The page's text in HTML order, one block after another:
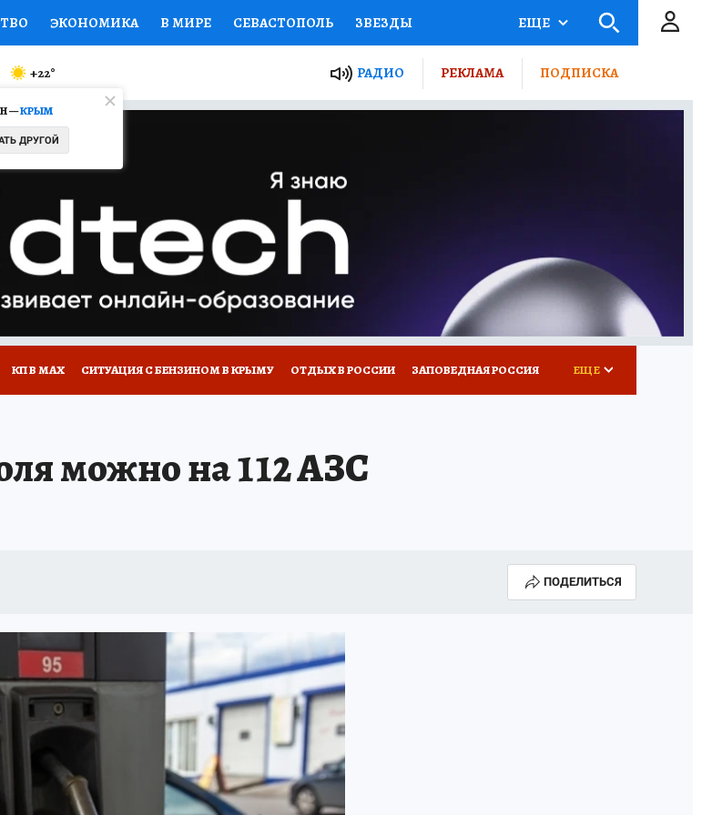
ЭКОНОМИКА В МИРЕ СЕВАСТОПОЛЬ ЗВЕЗДЫ
НАЦИОНАЛЬНЫЕ ПРОЕКТЫ РОССИИ
МИР СЕМЬЯ ЖЕНСКИЕ СЕКРЕТЫ ПУТЕВОДИТЕЛЬ
СЕРИАЛЫ
РАБОТА У НАС ГИД ПОТРЕБИТЕЛЯ
ЕЩЕ
—КРЫМ
ДРУГОЙ
+22° РАДИО РЕКЛАМА ПОДПИСКА
КП В МАХ СИТУАЦИЯ С БЕНЗИНОМ В КРЫМУ ОТДЫХ В РОССИИ ЗАПОВЕДНАЯ РОССИЯ ЕЩЕ
можно на 112 АЗС
ПОДЕЛИТЬСЯ